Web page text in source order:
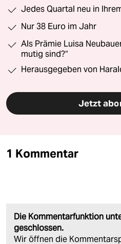
Jedes Quartal neu in
Nur 38 Euro im Jahr
Als Prämie Luisa
mutig sind?“
Herausgegeben von
Jetzt
1 Kommentar
Die Kommentarfunktion
geschlossen.
Wir öffnen die